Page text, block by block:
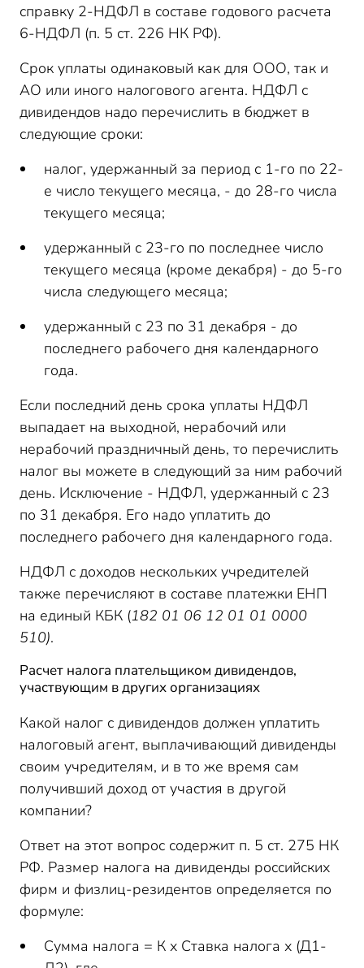
справку 2-НДФЛ в составе годового расчета
6-НДФЛ (п. 5 ст. 226 НК РФ).
Срок уплаты одинаковый как для ООО, так и
АО или иного налогового агента. НДФЛ с
дивидендов надо перечислить в бюджет в
следующие сроки:
налог, удержанный за период с 1-го по 22-
е число текущего месяца, - до 28-го числа
текущего месяца;
удержанный с 23-го по последнее число
текущего месяца (кроме декабря) - до 5-го
числа следующего месяца;
удержанный с 23 по 31 декабря - до
последнего рабочего дня календарного
года.
Если последний день срока уплаты НДФЛ
выпадает на выходной, нерабочий или
нерабочий праздничный день, то перечислить
налог вы можете в следующий за ним рабочий
день. Исключение - НДФЛ, удержанный с 23
по 31 декабря. Его надо уплатить до
последнего рабочего дня календарного года.
НДФЛ с доходов нескольких учредителей
также перечисляют в составе платежки ЕНП
на единый КБК (182 01 06 12 01 01 0000
510).
Расчет налога плательщиком дивидендов,
участвующим в других организациях
Какой налог с дивидендов должен уплатить
налоговый агент, выплачивающий дивиденды
своим учредителям, и в то же время сам
получивший доход от участия в другой
компании?
Ответ на этот вопрос содержит п. 5 ст. 275 НК
РФ. Размер налога на дивиденды российских
фирм и физлиц-резидентов определяется по
формуле:
Сумма налога = К х Ставка налога х (Д1-